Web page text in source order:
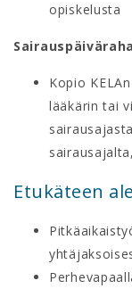
opiskelusta
Kopio
lääkärin tai
Etukäteen